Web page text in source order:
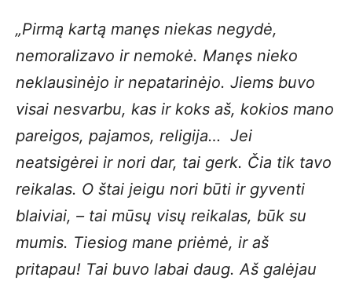
„Pirmą kartą manęs niekas negydė,
nemoralizavo ir nemokė. Manęs nieko
neklausinėjo ir nepatarinėjo. Jiems buvo
visai nesvarbu, kas ir koks aš, kokios mano
pareigos, pajamos, religija… Jei
neatsigėrei ir nori dar, tai gerk. Čia tik tavo
reikalas. O štai jeigu nori būti ir gyventi
blaiviai, – tai mūsų visų reikalas, būk su
mumis. Tiesiog mane priėmė, ir aš
pritapau! Tai buvo labai daug. Aš galėjau